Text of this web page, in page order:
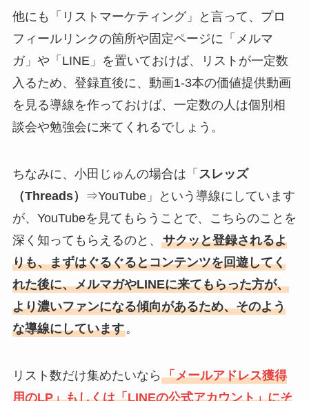
他にも「リストマーケティング」と言って、プロ
フィールリンクの箇所や固定ページに「メルマ
ガ」や「LINE」を置いておけば、リストが一定数
入るため、登録直後に、動画1-3本の価値提供動画
を見る導線を作っておけば、一定数の人は個別相
談会や勉強会に来てくれるでしょう。
ちなみに、小田じゅんの場合は「 スレッズ
（Threads）
⇒YouTube」という導線にしています
が、YouTubeを見てもらうことで、こちらのことを
深く知ってもらえるのと、 サクッと登録されるよ
りも、まずはぐるぐるとコンテンツを回遊してく
れた後に、メルマガやLINEに来てもらった方が、
より濃いファンになる傾向があるため、そのよう
な導線にしています。
リスト数だけ集めたいなら 「メールアドレス獲得
用のLP」もしくは「LINEの公式アカウント」にそ